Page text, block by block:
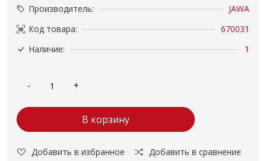
Производитель:
JAWA
Код товара:
670031
Наличие:
1
В корзину
Добавить в избранное Добавить в сравнение